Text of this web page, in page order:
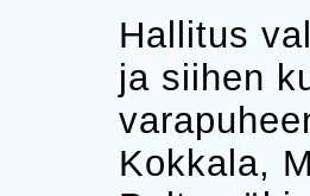
Hallitus
ja siihen
Kokkala,